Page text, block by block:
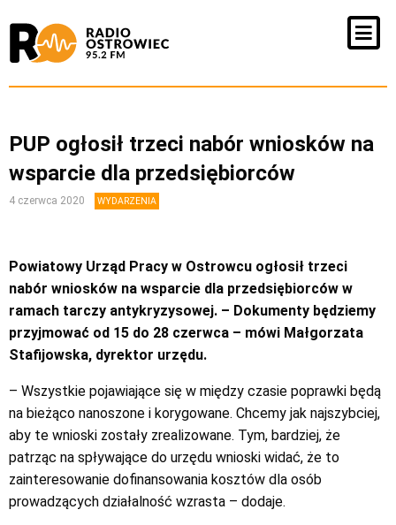
PUP ogłosił trzeci nabór wniosków na
wsparcie dla przedsiębiorców
4 czerwca 2020 WYDARZENIA
Powiatowy Urząd Pracy w Ostrowcu ogłosił trzeci
nabór wniosków na wsparcie dla przedsiębiorców w
ramach tarczy antykryzysowej. – Dokumenty będziemy
przyjmować od 15 do 28 czerwca – mówi Małgorzata
Stafijowska, dyrektor urzędu.
– Wszystkie pojawiające się w między czasie poprawki będą
na bieżąco nanoszone i korygowane. Chcemy jak najszybciej,
aby te wnioski zostały zrealizowane. Tym, bardziej, że
patrząc na spływające do urzędu wnioski widać, że to
zainteresowanie dofinansowania kosztów dla osób
prowadzących działalność wzrasta – dodaje.